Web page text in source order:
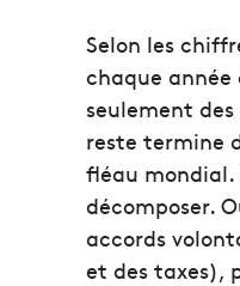
Selon les
chaque année
seulement
reste termine
fléau mondial.
décomposer.
accords
et des taxes),